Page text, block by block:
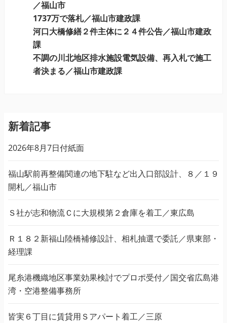
／福山市
1737万で落札／福山市建政課
河口大橋修繕２件主体に２４件公告／福山市建政
課
不調の川北地区排水施設電気設備、再入札で施工
者決まる／福山市建政課
新着記事
2026年8月7日付紙面
福山駅前再整備関連の地下駐など出入口部設計、８／１９
開札／福山市
Ｓ社が志和物流Ｃに大規模第２倉庫を着工／東広島
Ｒ１８２新福山陸橋補修設計、相札抽選で委託／県東部・
経理課
尾糸港機織地区事業効果検討でプロポ受付／国交省広島港
湾・空港整備事務所
皆実６丁目に賃貸用Ｓアパート着工／三原